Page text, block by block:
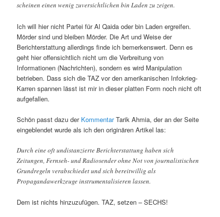
scheinen einen wenig zuversichtlichen bin Laden zu zeigen.
Ich will hier nicht Partei für Al Qaida oder bin Laden ergreifen.
Mörder sind und bleiben Mörder. Die Art und Weise der
Berichterstattung allerdings finde ich bemerkenswert. Denn es
geht hier offensichtlich nicht um die Verbreitung von
Informationen (Nachrichten), sondern es wird Manipulation
betrieben. Dass sich die TAZ vor den amerikanischen Infokrieg-
Karren spannen lässt ist mir in dieser platten Form noch nicht oft
aufgefallen.
Schön passt dazu der KommentarTarik Ahmia, der an der Seite
eingeblendet wurde als ich den originären Artikel las:
Durch eine oft undistanzierte Berichterstattung haben sich
Zeitungen, Fernseh- und Radiosender ohne Not von journalistischen
Grundregeln verabschiedet und sich bereitwillig als
Propagandawerkzeuge instrumentalisieren lassen.
Dem ist nichts hinzuzufügen. TAZ, setzen – SECHS!